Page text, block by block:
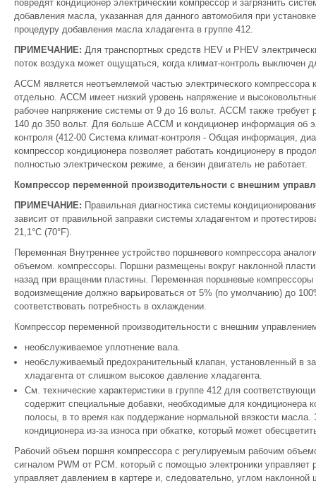
повредят кондиционер электрический компрессор и загрязнить
добавления масла, указанная для данного автомобиля при
процедуру добавления масла хладагента в группе 412.
ПРИМЕЧАНИЕ: Для транспортных средств HEV и PHEV
поток воздуха может ощущаться, когда климат-контроль выключен
ACCM является неотъемлемой частью электрического
отдельно. ACCM имеет низкий уровень напряжение и
рабочее напряжение системы от 9 до 16 вольт. ACCM также
140 до 350 вольт. Для больше ACCM и кондиционер информация об
контроля (412-00 Система климат-контроля - Общая информация,
компрессор кондиционера позволяет работать кондиционеру в
полностью электрическом режиме, а бензин двигатель не работает.
Компрессор переменной производительности с внешним
ПРИМЕЧАНИЕ: Правильная диагностика системы
зависит от правильной заправки системы хладагентом и
21,1°C (70°F).
Переменная Внутреннее устройство поршневого компрессора
объемом. компрессоры. Поршни размещены вокруг наклонной
назад при вращении пластины. Переменная поршневые
водоизмещение должно варьироваться от 5% (по умолчанию) до
соответствовать потребность в охлаждении.
Компрессор переменной производительности с внешним
необслуживаемое уплотнение вала.
необслуживаемый предохранительный клапан, установленный в
хладагента от слишком высокое давление хладагента.
См. технические характеристики в группе 412 для
содержит специальные добавки, необходимые для кондиционера
полосы, в то время как поддержание нормальной вязкости
кондиционера из-за износа при обкатке, который может
Рабочий объем поршня компрессора с регулируемым рабочим
сигналом PWM от PCM. который с помощью электроники
управляет давлением в картере и, следовательно, углом